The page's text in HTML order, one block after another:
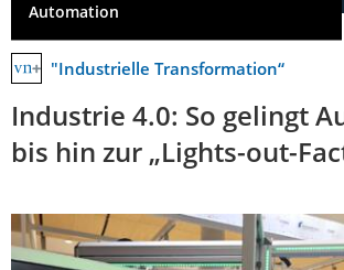
Automation
"Industrielle Transformation“
Industrie 4.0: So gelingt
bis hin zur „Lights-out-